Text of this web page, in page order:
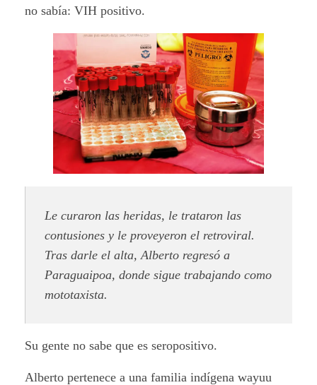
no sabía: VIH positivo.
Le curaron las heridas, le trataron las
contusiones y le proveyeron el retroviral.
Tras darle el alta, Alberto regresó a
Paraguaipoa, donde sigue trabajando como
mototaxista.
Su gente no sabe que es seropositivo.
Alberto pertenece a una familia indígena wayuu